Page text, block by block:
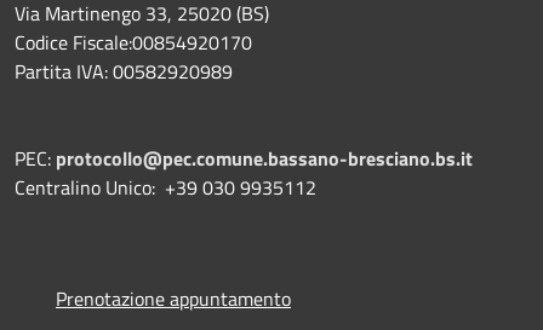
Via Martinengo 33, 25020 (BS)
Codice Fiscale:00854920170
Partita IVA: 00582920989
PEC: protocollo@pec.comune.bassano-bresciano.bs.it
Centralino Unico: +39 030 9935112
Prenotazione appuntamento